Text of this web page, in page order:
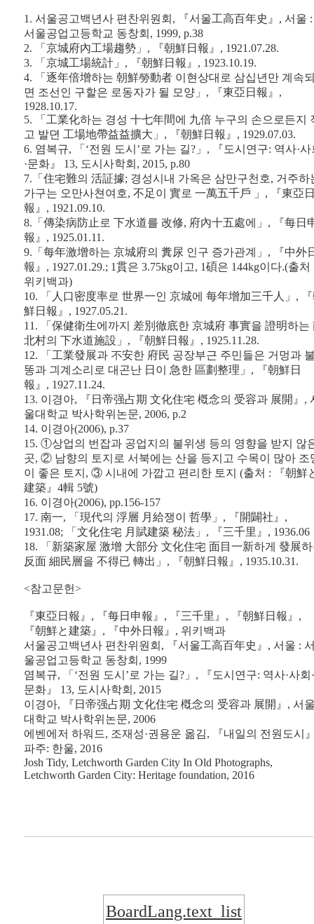
1. 서울공고백년사 편찬위원회, 『서울工高百年史』, 서울 :
서울공업고등학교 동창회, 1999, p.38
2. 「京城府內工場趨勢」, 『朝鮮日報』, 1921.07.28.
3. 「京城工場統計」, 『朝鮮日報』, 1923.10.19.
4. 「逐年倍增하는 朝鮮勞動者 이현상대로 삼십년만 계속
면 조선인 구할은 로동자가 될 모양」, 『東亞日報』,
1928.10.17.
5. 「工業化하는 경성 十七年間에 九倍 누구의 손으로든지
고 발뎐 工場地帶益益擴大」, 『朝鮮日報』, 1929.07.03.
6. 염복규, 「‘전원 도시’로 가는 길?」, 『도시연구: 역사·사
·문화』 13, 도시사학회, 2015, p.80
7.「住宅難의 活証據; 경성시내 가옥은 삼만구천호, 거주하
가구는 오만사쳔여호, 不足이 實로 一萬五千戶 」, 『東亞
報』, 1921.09.10.
8.「傳染病防止로 下水道를 改修, 府內十五處에」, 『每日
報』, 1925.01.11.
9.「每年激增하는 京城府의 糞尿 인구 증가관계」, 『中外
報』, 1927.01.29.; 1貫은 3.75kg이고, 1碩은 144kg이다.(출처
위키백과)
10. 「人口密度率로 世界一인 京城에 每年增加三千人」,
鮮日報』, 1927.05.21.
11. 「保健衛生에까지 差別徹底한 京城府 事實을 證明하는
北村의 下水道施設」, 『朝鮮日報』, 1925.11.28.
12. 「工業發展과 不安한 府民 공장부근 주민들은 거멍과
똥과 긔계소리로 대곤난 日이 急한 區劃整理」, 『朝鮮日
報』, 1927.11.24.
13. 이경아, 『日帝强占期 文化住宅 槪念의 受容과 展開』,
울대학교 박사학위논문, 2006, p.2
14. 이경아(2006), p.37
15. ①상업의 번잡과 공업지의 불위생 등의 영향을 받지 않
곳, ② 남향의 토지로 서북에는 산을 등지고 수목이 많아 조
이 좋은 토지, ③ 시내에 가깝고 편리한 토지 (출처 : 『朝鮮
建築』4輯 5號)
16. 이경아(2006), pp.156-157
17. 南一, 「現代의 浮層 月給쟁이 哲學」, 『開闢社』,
1931.08; 「文化住宅 月賦建築 秘法」, 『三千里』, 1936.06
18. 「新築家屋 激增 大部分 文化住宅 面目一新하게 發展
反面 細民層을 不得已 轉出」, 『朝鮮日報』, 1935.10.31.
<참고문헌>
『東亞日報』, 『每日申報』, 『三千里』, 『朝鮮日報』,
『朝鮮と建築』, 『中外日報』, 위키백과
서울공고백년사 편찬위원회, 『서울工高百年史』, 서울 :
울공업고등학교 동창회, 1999
염복규, 「‘전원 도시’로 가는 길?」, 『도시연구: 역사·사회·
문화』 13, 도시사학회, 2015
이경아, 『日帝强占期 文化住宅 槪念의 受容과 展開』, 서
대학교 박사학위논문, 2006
에벤에저 하워드, 조재성·권용운 옮김, 『내일의 전원도시
파주: 한울, 2016
Josh Tidy, Letchworth Garden City In Old Photographs,
Letchworth Garden City: Heritage foundation, 2016
BoardLang.text_list